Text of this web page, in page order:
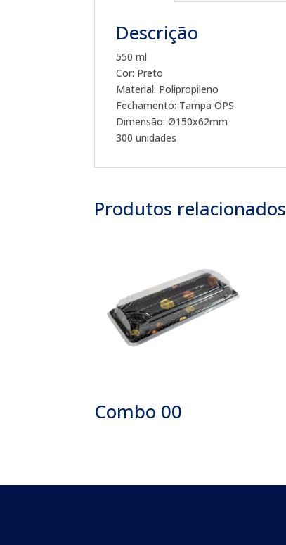
Descrição
550 ml
Cor: Preto
Material: Polipropileno
Fechamento: Tampa OPS
Dimensão: Ø150x62mm
300 unidades
Produtos relacionados
Combo 00